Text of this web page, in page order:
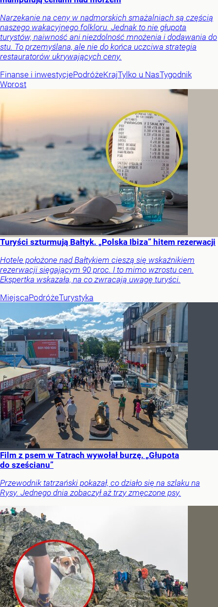
Narzekanie na ceny w nadmorskich smażalniach są częścią
naszego wakacyjnego folkloru. Jednak to nie głupota
turystów, naiwność ani niezdolność mnożenia i dodawania do
stu. To przemyślana, ale nie do końca uczciwa strategia
restauratorów ukrywających ceny.
Finanse i inwestycjePodróżeKrajTylko u NasTygodnik
Wprost
Turyści szturmują Bałtyk. „Polska Ibiza” hitem rezerwacji
Hotele położone nad Bałtykiem cieszą się wskaźnikiem
rezerwacji sięgającym 90 proc. I to mimo wzrostu cen.
Ekspertka wskazała, na co zwracają uwagę turyści.
MiejscaPodróżeTurystyka
Film z psem w Tatrach wywołał burzę. „Głupota
do sześcianu”
Przewodnik tatrzański pokazał, co działo się na szlaku na
Rysy. Jednego dnia zobaczył aż trzy zmęczone psy.